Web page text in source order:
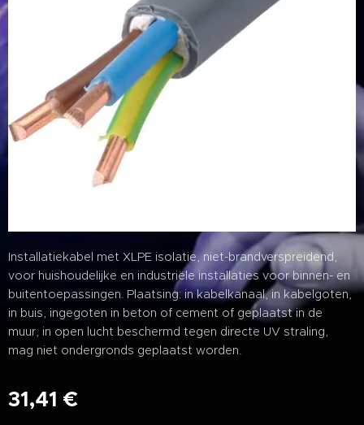
Installatiekabel met XLPE isolatie, niet-brandverspreidend,
voor huishoudelijke en industriële installaties voor binnen- en
buitentoepassingen. Plaatsing: in kabelkanaal, in kabelgoten,
in buis, ingegoten in beton of cement of geplaatst in de
muur, in open lucht beschermd tegen directe UV straling,
mag niet ondergronds geplaatst worden.
31,41 €